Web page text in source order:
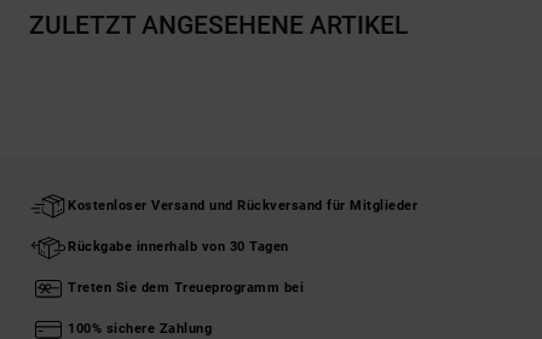
ZULETZT ANGESEHENE ARTIKEL
Kostenloser Versand und Rückversand für Mitglieder
Rückgabe innerhalb von 30 Tagen
Treten Sie dem Treueprogramm bei
100% sichere Zahlung